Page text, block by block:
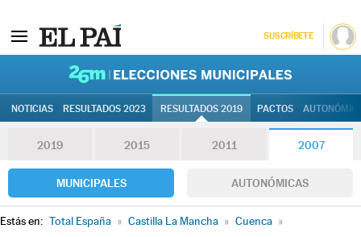
SUSCRÍBETE
NOTICIAS RESULTADOS 2023 RESULTADOS 2019 PACTOS
2019 2015 2011 2007
MUNICIPALES AUTONÓMICAS
Estás en: Total España » Castilla La Mancha » Cuenca »